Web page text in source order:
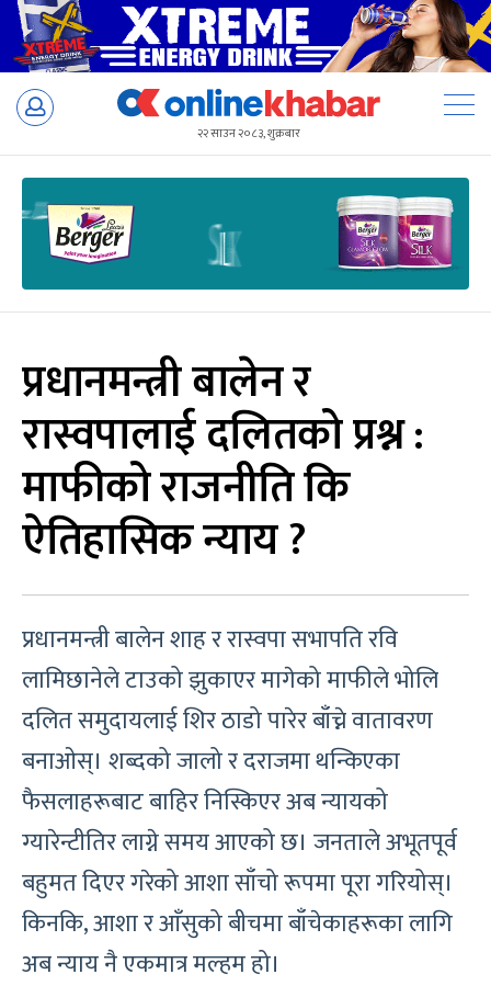
Skip
२२ साउन २०८३, शुक्रबार
प्रधानमन्त्री बालेन र
रास्वपालाई दलितको प्रश्न :
माफीको राजनीति कि
ऐतिहासिक न्याय ?
प्रधानमन्त्री बालेन शाह र रास्वपा सभापति रवि
लामिछानेले टाउको झुकाएर मागेको माफीले भोलि
दलित समुदायलाई शिर ठाडो पारेर बाँच्ने वातावरण
बनाओस्। शब्दको जालो र दराजमा थन्किएका
फैसलाहरूबाट बाहिर निस्किएर अब न्यायको
ग्यारेन्टीतिर लाग्ने समय आएको छ। जनताले अभूतपूर्व
बहुमत दिएर गरेको आशा साँचो रूपमा पूरा गरियोस्।
किनकि, आशा र आँसुको बीचमा बाँचेकाहरूका लागि
अब न्याय नै एकमात्र मल्हम हो।